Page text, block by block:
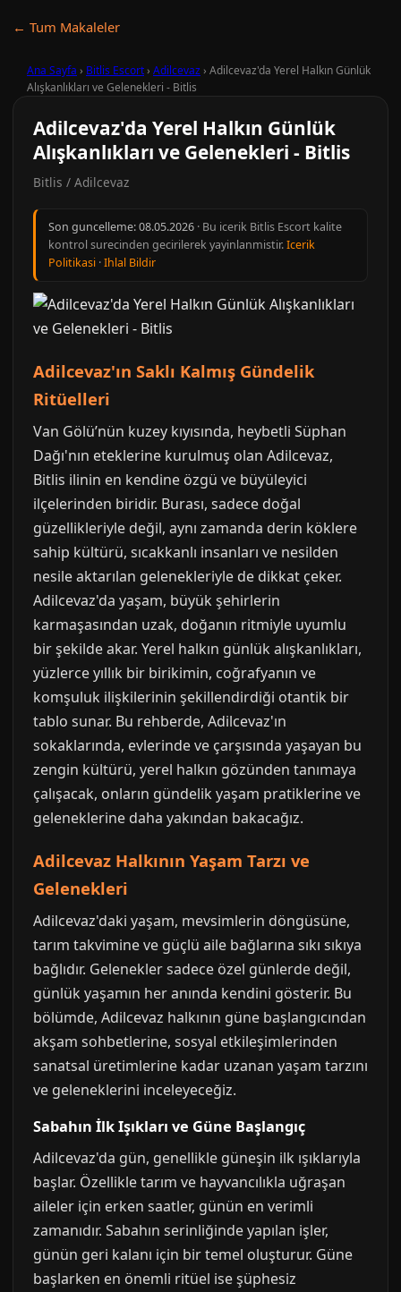
← Tum Makaleler
Ana Sayfa › Bitlis Escort› Adilcevaz› Adilcevaz'da Yerel Halkın Günlük
Alışkanlıkları ve Gelenekleri - Bitlis
Adilcevaz'da Yerel Halkın Günlük
Alışkanlıkları ve Gelenekleri - Bitlis
Bitlis / Adilcevaz
Son guncelleme:08.05.2026 · Bu icerik Bitlis Escort kalite
kontrol surecinden gecirilerek yayinlanmistir.Icerik
Politikasi ·Ihlal Bildir
Adilcevaz'ın Saklı Kalmış Gündelik
Ritüelleri
Van Gölü’nün kuzey kıyısında, heybetli Süphan
Dağı'nın eteklerine kurulmuş olan Adilcevaz,
Bitlis ilinin en kendine özgü ve büyüleyici
ilçelerinden biridir. Burası, sadece doğal
güzellikleriyle değil, aynı zamanda derin köklere
sahip kültürü, sıcakkanlı insanları ve nesilden
nesile aktarılan gelenekleriyle de dikkat çeker.
Adilcevaz'da yaşam, büyük şehirlerin
karmaşasından uzak, doğanın ritmiyle uyumlu
bir şekilde akar. Yerel halkın günlük alışkanlıkları,
yüzlerce yıllık bir birikimin, coğrafyanın ve
komşuluk ilişkilerinin şekillendirdiği otantik bir
tablo sunar. Bu rehberde, Adilcevaz'ın
sokaklarında, evlerinde ve çarşısında yaşayan bu
zengin kültürü, yerel halkın gözünden tanımaya
çalışacak, onların gündelik yaşam pratiklerine ve
geleneklerine daha yakından bakacağız.
Adilcevaz Halkının Yaşam Tarzı ve
Gelenekleri
Adilcevaz'daki yaşam, mevsimlerin döngüsüne,
tarım takvimine ve güçlü aile bağlarına sıkı sıkıya
bağlıdır. Gelenekler sadece özel günlerde değil,
günlük yaşamın her anında kendini gösterir. Bu
bölümde, Adilcevaz halkının güne başlangıcından
akşam sohbetlerine, sosyal etkileşimlerinden
sanatsal üretimlerine kadar uzanan yaşam tarzını
ve geleneklerini inceleyeceğiz.
Sabahın İlk Işıkları ve Güne Başlangıç
Adilcevaz'da gün, genellikle güneşin ilk ışıklarıyla
başlar. Özellikle tarım ve hayvancılıkla uğraşan
aileler için erken saatler, günün en verimli
zamanıdır. Sabahın serinliğinde yapılan işler,
günün geri kalanı için bir temel oluşturur. Güne
başlarken en önemli ritüel ise şüphesiz